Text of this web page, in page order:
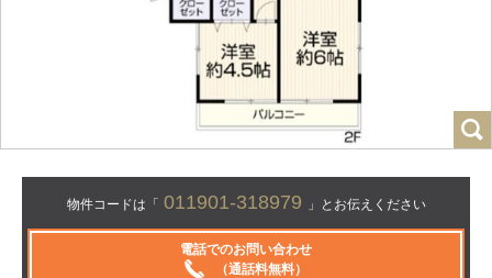
物件コードは「 011901-318979 」とお伝えください
電話でのお問い合わせ
（通話料無料）